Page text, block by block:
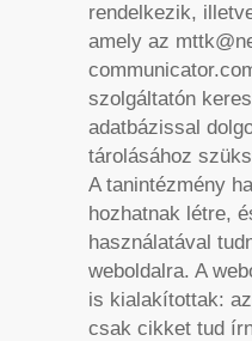
rendelkezik,
amely az
szolgáltatón
adatbázissal
tárolásához
A tanintézmény
hozhatnak létre,
használatával
weboldalra. A
is kialakítottak:
csak cikket tud